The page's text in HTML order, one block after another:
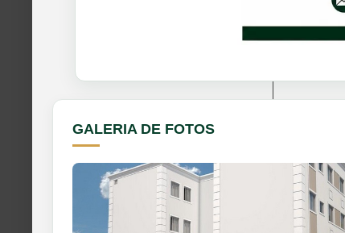
GALERIA DE FOTOS